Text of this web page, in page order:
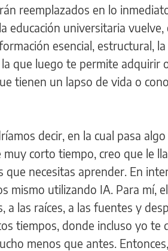
reemplazados en lo
educación universitaria vuelve,
esencial, estructural,
que luego te permite adquirir
tienen un lapso de vida o
decir, en la cual pasa algo
corto tiempo, creo que le
que necesitas aprender. En
mismo utilizando IA. Para mí,
a las raíces, a las fuentes y
tiempos, donde incluso yo te
menos que antes.